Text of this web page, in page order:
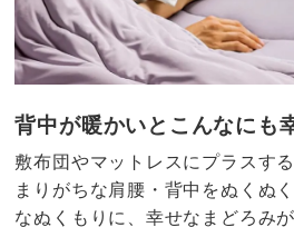
背中が暖かいとこんなにも
敷布団やマットレスにプラスす
まりがちな肩腰・背中をぬくぬ
なぬくもりに、幸せなまどろみが